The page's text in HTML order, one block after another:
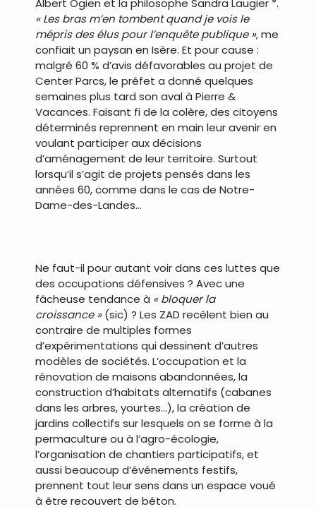
« Les bras m’en tombent quand je vois le
mépris des élus pour l’enquête publique », me
confiait un paysan en Isère. Et pour cause :
malgré 60 % d’avis défavorables au projet de
Center Parcs, le préfet a donné quelques
semaines plus tard son aval à Pierre &
Vacances. Faisant fi de la colère, des citoyens
déterminés reprennent en main leur avenir en
voulant participer aux décisions
d’aménagement de leur territoire. Surtout
lorsqu’il s’agit de projets pensés dans les
années 60, comme dans le cas de Notre-
Dame-des-Landes…
Ne faut-il pour autant voir dans ces luttes que
des occupations défensives ? Avec une
fâcheuse tendance à « bloquer la
croissance »(sic) ? Les ZAD recèlent bien au
contraire de multiples formes
d’expérimentations qui dessinent d’autres
modèles de sociétés. L’occupation et la
rénovation de maisons abandonnées, la
construction d’habitats alternatifs (cabanes
dans les arbres, yourtes…), la création de
jardins collectifs sur lesquels on se forme à la
permaculture ou à l’agro-écologie,
l’organisation de chantiers participatifs, et
aussi beaucoup d’événements festifs,
prennent tout leur sens dans un espace voué
à être recouvert de béton.